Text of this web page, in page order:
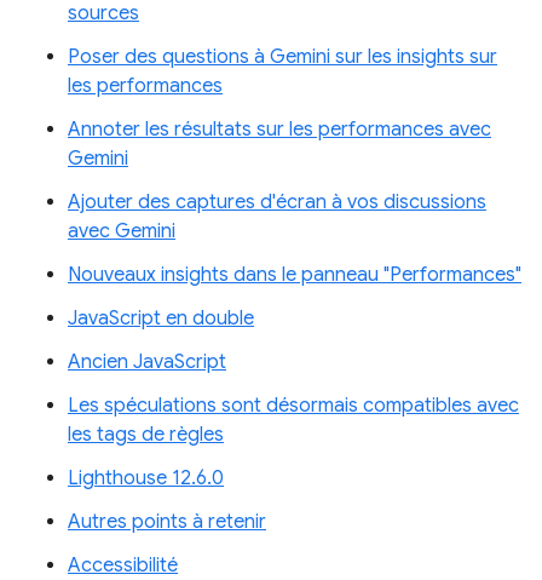
sources
Poser des questions à Gemini sur les insights sur
les performances
Annoter les résultats sur les performances avec
Gemini
Ajouter des captures d'écran à vos discussions
avec Gemini
Nouveaux insights dans le panneau "Performances"
JavaScript en double
Ancien JavaScript
Les spéculations sont désormais compatibles avec
les tags de règles
Lighthouse 12.6.0
Autres points à retenir
Accessibilité